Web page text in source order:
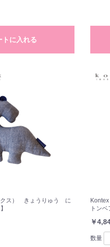
トに入れる
クス） きょうりゅう に
トン
￥
数量